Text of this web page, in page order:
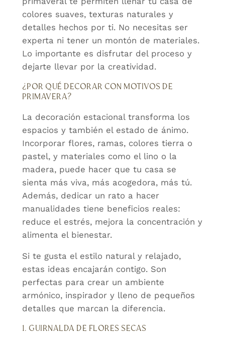
colores suaves, texturas naturales y
detalles hechos por ti. No necesitas ser
experta ni tener un montón de materiales.
Lo importante es disfrutar del proceso y
dejarte llevar por la creatividad.
¿POR QUÉ DECORAR CON MOTIVOS DE
PRIMAVERA?
La decoración estacional transforma los
espacios y también el estado de ánimo.
Incorporar flores, ramas, colores tierra o
pastel, y materiales como el lino o la
madera, puede hacer que tu casa se
sienta más viva, más acogedora, más tú.
Además, dedicar un rato a hacer
manualidades tiene beneficios reales:
reduce el estrés, mejora la concentración y
alimenta el bienestar.
Si te gusta el estilo natural y relajado,
estas ideas encajarán contigo. Son
perfectas para crear un ambiente
armónico, inspirador y lleno de pequeños
detalles que marcan la diferencia.
1. GUIRNALDA DE FLORES SECAS